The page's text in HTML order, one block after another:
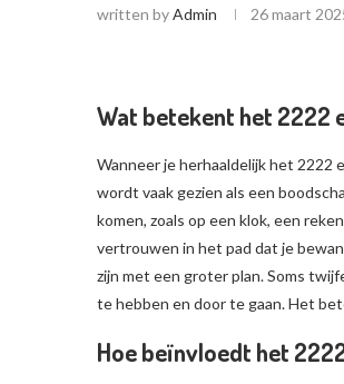
written byAdmin 26 maart
Wat betekent het 2222
Wanneer je herhaaldelijk het
wordt vaak gezien als een
komen, zoals op een klok, een
vertrouwen in het pad dat je
zijn met een groter plan. Soms
te hebben en door te gaan. Het
Hoe beïnvloedt het